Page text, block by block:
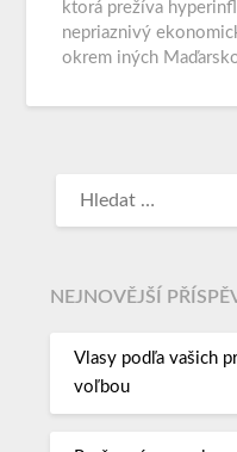
ktorá prežíva
nepriaznivý
okrem iných
NEJNOVĚJŠÍ
Vlasy podľa vašich
voľbou